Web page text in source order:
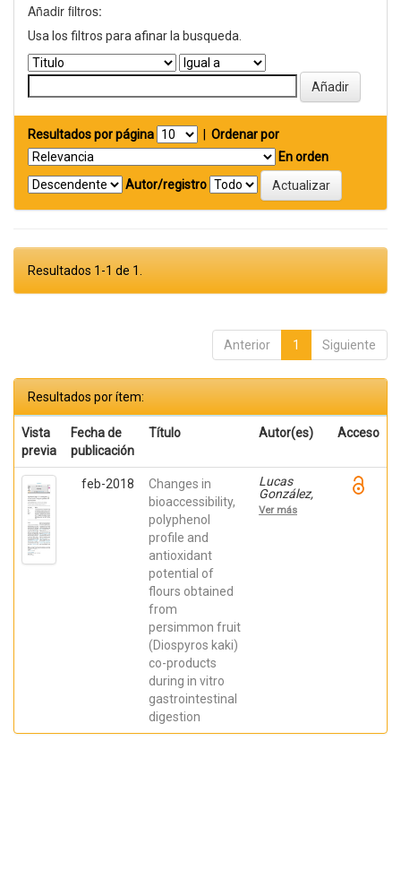
Añadir filtros:
Usa los filtros para afinar la busqueda.
Resultados por página
Ordenar por
En orden
Autor/registro
Resultados 1-1 de 1.
Anterior 1 Siguiente
Resultados por ítem:
Vista
previa
Fecha de
publicación
Título Autor(es) Acceso
feb-2018
Changes in
bioaccessibility,
polyphenol
profile and
antioxidant
potential of
flours obtained
from
persimmon fruit
(Diospyros kaki)
co-products
during in vitro
gastrointestinal
digestion
Lucas
González,
Raquel;
Viuda-
Ver más